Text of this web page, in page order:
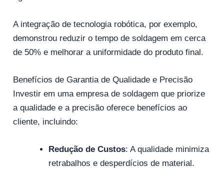
A integração de tecnologia robótica, por exemplo,
demonstrou reduzir o tempo de soldagem em cerca
de 50% e melhorar a uniformidade do produto final.
Benefícios de Garantia de Qualidade e Precisão
Investir em uma empresa de soldagem que priorize
a qualidade e a precisão oferece benefícios ao
cliente, incluindo:
Redução de Custos: A qualidade minimiza
retrabalhos e desperdícios de material.